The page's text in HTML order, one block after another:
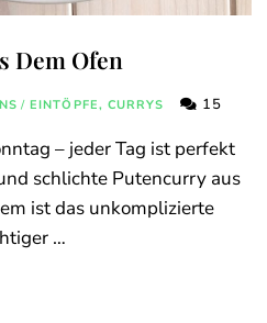
Dem Ofen
/ EINTÖPFE, CURRYS 15
– jeder Tag ist perfekt
schlichte Putencurry aus
ist das unkomplizierte
…